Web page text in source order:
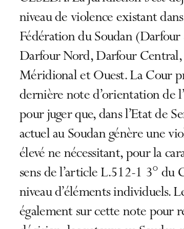
niveau de violence existant
Fédération du Soudan
Darfour Nord, Darfour
Méridional et Ouest. La Cour
dernière note d’orientation de
pour juger que, dans l’Etat de
actuel au Soudan génère une
élevé ne nécessitant, pour la
sens de l’article L.512-1 3° du
niveau d’éléments individuels.
également sur cette note pour